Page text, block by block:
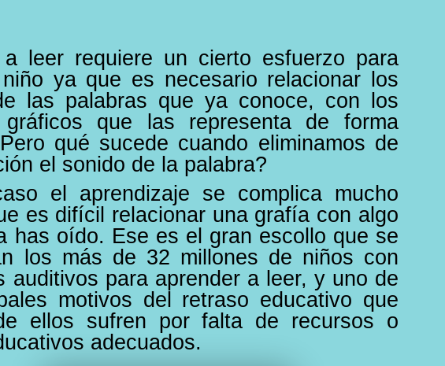
a leer requiere un cierto esfuerzo para
ya que es necesario relacionar los
las palabras que ya conoce, con los
gráficos que las representa de forma
qué sucede cuando eliminamos de
el sonido de la palabra?
el aprendizaje se complica mucho
es difícil relacionar una grafía con algo
has oído. Ese es el gran escollo que se
los más de 32 millones de niños con
auditivos para aprender a leer, y uno de
motivos del retraso educativo que
ellos sufren por falta de recursos o
adecuados.